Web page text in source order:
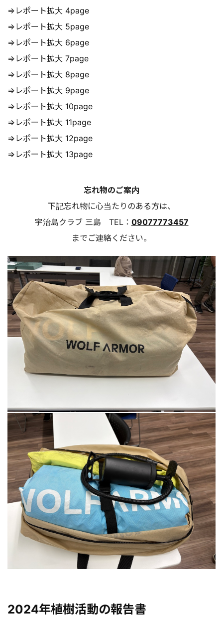
⇒レポート拡大 4page
⇒レポート拡大 5page
⇒レポート拡大 6page
⇒レポート拡大 7page
⇒レポート拡大 8page
⇒レポート拡大 9page
⇒レポート拡大 10page
⇒レポート拡大 11page
⇒レポート拡大 12page
⇒レポート拡大 13page
忘れ物のご案内
下記忘れ物に心当たりのある方は、
宇治島クラブ 三島 TEL： 09077773457
までご連絡ください。
2024年植樹活動の報告書